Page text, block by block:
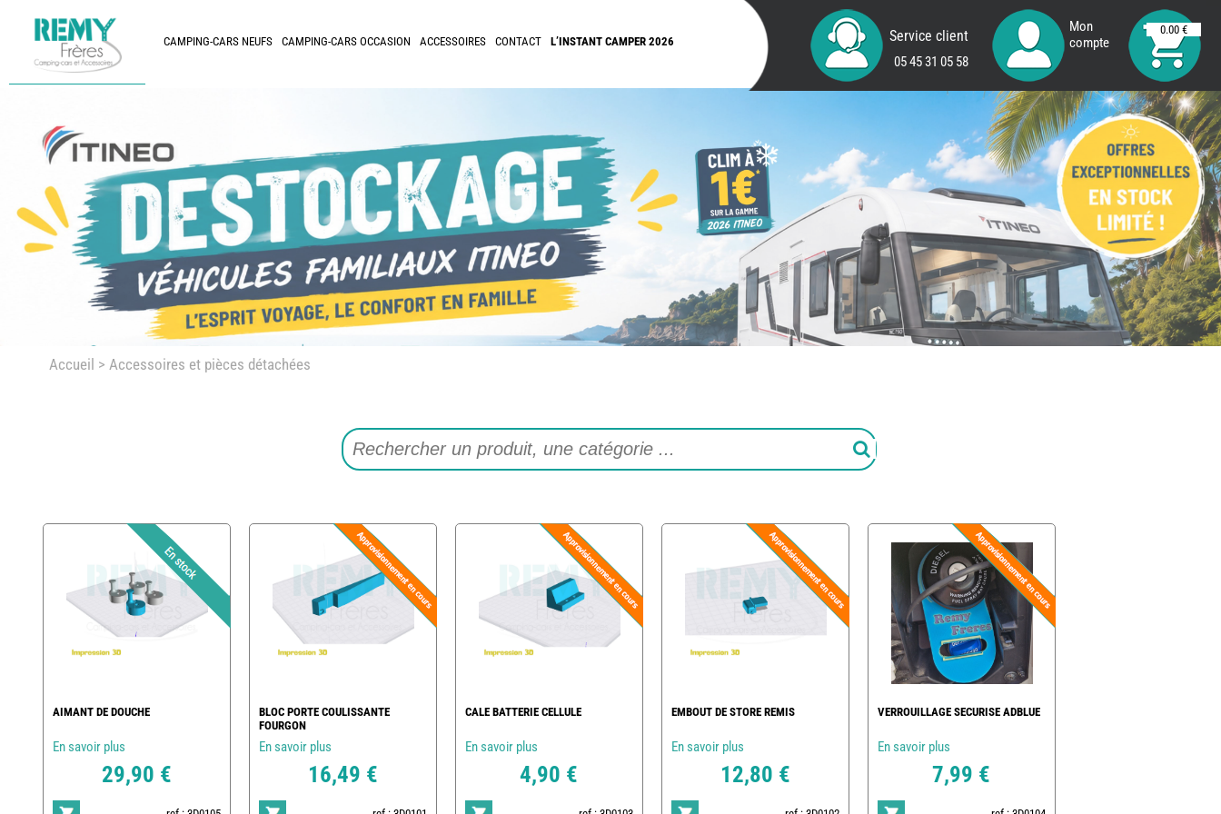
CAMPING-CARS NEUFS CAMPING-CARS OCCASION ACCESSOIRES CONTACT L’INSTANT CAMPER 2026 Service client
05 45 31 05 58
Mon
compte
0.00 €
Accueil > Accessoires et pièces détachées
AIMANT DE DOUCHE
En savoir plus
29,90 €
BLOC PORTE COULISSANTE
FOURGON
En savoir plus
16,49 €
CALE BATTERIE CELLULE
En savoir plus
4,90 €
EMBOUT DE STORE REMIS
En savoir plus
12,80 €
VERROUILLAGE SECURISE ADBLUE
En savoir plus
7,99 €